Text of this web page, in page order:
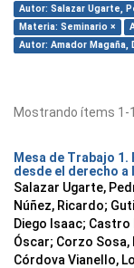
Autor: Salazar Ugarte,
Materia: Seminario ×
Autor: Amador Magaña,
Mostrando ítems 1-
Mesa de Trabajo
desde el derecho
Salazar Ugarte,
Núñez, Ricardo;
Diego Isaac; Castro
Óscar; Corzo Sosa,
Córdova Vianello,